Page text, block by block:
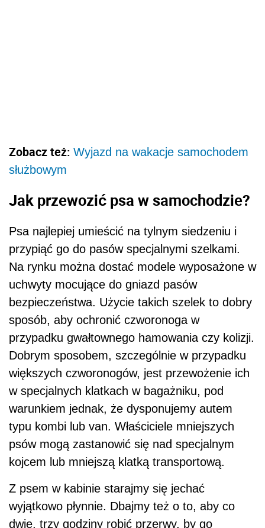
Zobacz też: Wyjazd na wakacje samochodem
służbowym
Jak przewozić psa w samochodzie?
Psa najlepiej umieścić na tylnym siedzeniu i
przypiąć go do pasów specjalnymi szelkami.
Na rynku można dostać modele wyposażone w
uchwyty mocujące do gniazd pasów
bezpieczeństwa. Użycie takich szelek to dobry
sposób, aby ochronić czworonoga w
przypadku gwałtownego hamowania czy kolizji.
Dobrym sposobem, szczególnie w przypadku
większych czworonogów, jest przewożenie ich
w specjalnych klatkach w bagażniku, pod
warunkiem jednak, że dysponujemy autem
typu kombi lub van. Właściciele mniejszych
psów mogą zastanowić się nad specjalnym
kojcem lub mniejszą klatką transportową.
Z psem w kabinie starajmy się jechać
wyjątkowo płynnie. Dbajmy też o to, aby co
dwie, trzy godziny robić przerwy, by go